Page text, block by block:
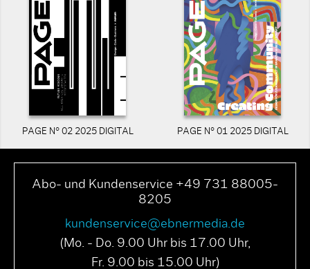
PAGE N° 02 2025 DIGITAL PAGE N° 01 2025 DIGITAL
Abo- und Kundenservice +49 731 88005-
8205
kundenservice@ebnermedia.de
(Mo. - Do. 9.00 Uhr bis 17.00 Uhr,
Fr. 9.00 bis 15.00 Uhr)